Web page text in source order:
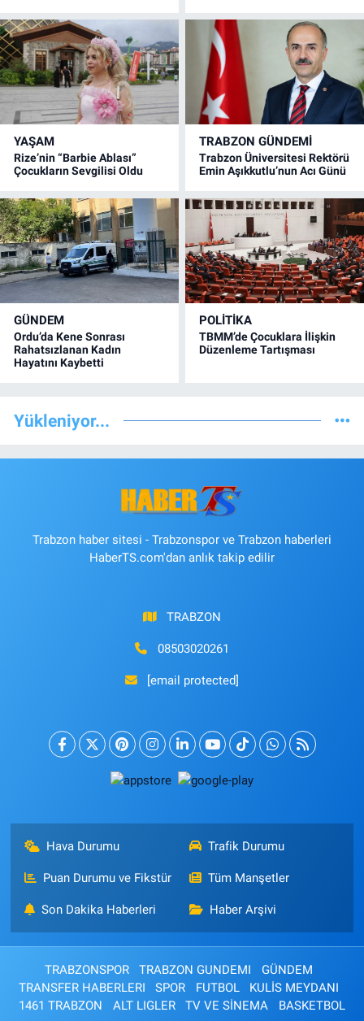
YAŞAM
Rize’nin “Barbie Ablası”
Çocukların Sevgilisi Oldu
TRABZON GÜNDEMİ
Trabzon Üniversitesi Rektörü
Emin Aşıkkutlu’nun Acı Günü
GÜNDEM
Ordu’da Kene Sonrası
Rahatsızlanan Kadın
Hayatını Kaybetti
POLİTİKA
TBMM’de Çocuklara İlişkin
Düzenleme Tartışması
Yükleniyor...
Trabzon haber sitesi - Trabzonspor ve Trabzon haberleri
HaberTS.com'dan anlık takip edilir
TRABZON
08503020261
[email protected]
Hava Durumu Trafik Durumu
Puan Durumu ve Fikstür Tüm Manşetler
Son Dakika Haberleri Haber Arşivi
TRABZONSPOR TRABZON GUNDEMI
GÜNDEM
TRANSFER HABERLERI
SPOR FUTBOL
KULİS MEYDANI
1461 TRABZON
ALT LIGLER TV VE SİNEMA BASKETBOL